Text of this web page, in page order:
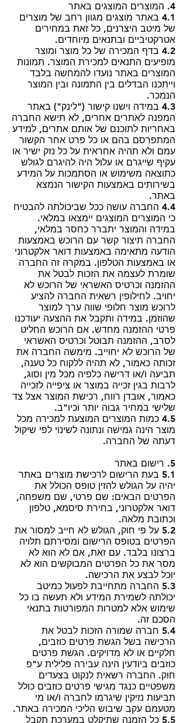
4. המוצרים המוצגים באתר
4.1 באתר מוצגים מגוון רחב של מוצרים
של מיטב היצרנים, כל זאת במחירים
אטרקטיביים ובתנאים מיוחדים.
4.2 בדף המכירה של כל מוצר ומוצר
מופיעים התנאים למכירת המוצר. תמונות
המוצרים באתר נועדו להמחשה בלבד
וייתכנו הבדלים בין התמונה ובין המוצר
הנמכר.
4.3 במידה וישנו קישור ("לינק") באתר
המפנה לאתרים אחרים, לא תישא החברה
באחריות לתוכנם של אותם אתרים, למידע
המתפרסם בהם או כל פרט אחר הקשור
עמם ולא תהיה אחראית על כל נזק ישיר או
עקיף שייגרם או עלול היה להיגרם לגולש
כתוצאה משימוש או הסתמכות על המידע
בשירותים באמצעות הקישור הנמצא
באתר.
4.4 החברה עושה ככל שביכולתה להבטיח
כי המוצרים המוצגים יימצאו במלאי.
במידה והמוצר יתברר כחסר במלאי,
החברה תיצור קשר עם הרוכש באמצעות
הודעה מתאימה באמצעות דואר אלקטרוני
או באמצעות הטלפון. במקרה זה החברה
שומרת לעצמה את הזכות לבטל את
ההזמנה וכרטיס האשראי של הרוכש לא
יחויב. לחילופין רשאית החברה להציע
לרוכש מוצר חלופי שווה ערך למוצר
שהוזמן. במידה ותקבל את ההצעה יעודכנו
פרטי ההזמנה מחדש. אם הרוכש החליט
לסרב, ההזמנה תבוטל וכרטיס האשראי
של הרוכש לא יחוייב. מימשה החברה את
זכותה כאמור, לא תהיה ללקוח כל טענה,
תביעה ו/או דרישה כלפיה מכל מין וסוג,
לרבות בגין זכייה במוצר או ציפייה לזכייה
כאמור, אובדן רווח, רכישת המוצר אצל צד
שלישי במחיר גבוה יותר וכיו"ב.
4.5 כמות המוצרים המוצעת למכירה מכל
מוצר הינה גמישה ונתונה לשינוי לפי שיקול
דעתה של החברה.
5. רישום באתר
5.1 בעת הרישום לרכישת מוצרים באתר
יהיה על הגולש להזין טופס הכולל את
הפרטים הבאים: שם פרטי, שם משפחה,
דואר אלקטרוני, בחירת סיסמא, טלפון
וכתובת מלאה.
5.2 על פי חוק, הגולש לא חייב למסור את
הפרטים בטופס הרישום ומסירתם תלויה
ברצונו בלבד. עם זאת, אם לא הוא לא
מסר את כל הפרטים המבוקשים הוא לא
יוכל לבצע את הרכישה.
5.3 החברה מתחייבת לפעול כמיטב
יכולתה לשמירת המידע ולא תעשה בו כל
שימוש אלא למטרות המפורטות בתנאי
הסכם זה.
5.4 חברה שמורה הזכות לבטל את
הרכישה בשל הגשת פרטים כוזבים,
חלקיים או לא מדויקים. הגשת פרטים
כוזבים ביודעין הינה עבירה פלילית ע"פ
חוק. החברה רשאית לנקוט בצעדים
משפטיים כנגד מגישי פרטים כוזבים כולל
תביעות נזיקין שיגרמו לחברה ו/או מי
מטעמם עקב שיבוש הליכי המכירה באתר.
5.5 כל הזמנה שתיקלט במערכת תקבל